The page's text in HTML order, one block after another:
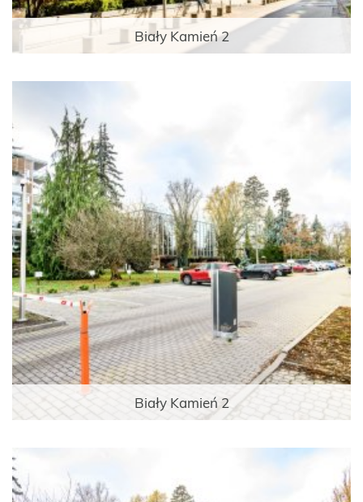
Biały Kamień 2
Biały Kamień 2